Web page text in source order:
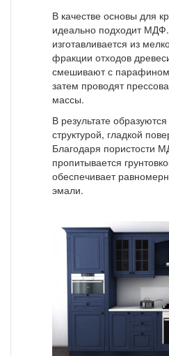
В качестве основы для
идеально подходит
изготавливается из
фракции отходов
смешивают с
затем проводят
массы.
В результате
структурой, гладкой
Благодаря пористости
пропитывается
обеспечивает
эмали.